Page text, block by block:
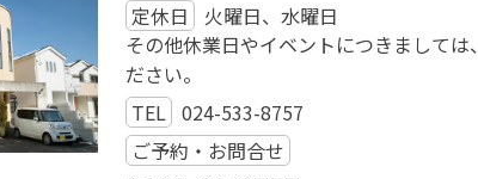
定休日
火曜日、水曜日
その他休業日やイベントにつきましては、
ださい。
TEL
024-533-8757
ご予約・お問合せ